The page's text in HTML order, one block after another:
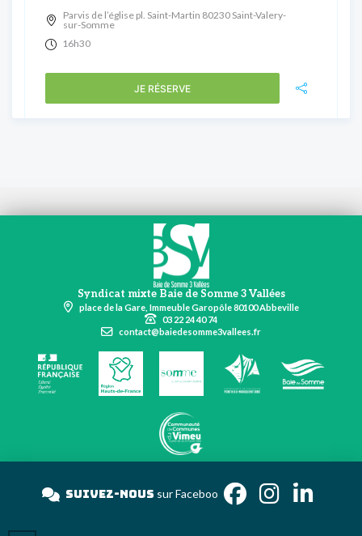
Parvis de l’église pl. Saint-Martin 80230 Saint-Valery-
sur-Somme
16h30
JE RÉSERVE
Syndicat mixte Baie de Somme 3 Vallées
place de la Gare, Immeuble Garopôle 80100 Abbeville
03 22 24 40 74
contact@baiedesomme3vallees.fr
Suivez-noussur Fac